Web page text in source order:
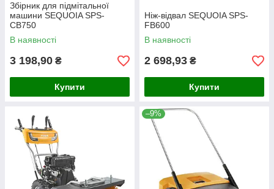
Збірник для підмітальної
машини SEQUOIA SPS-
CB750
В наявності
3 198,90 ₴
Купити
Ніж-відвал SEQUOIA SPS-
FB600
В наявності
2 698,93 ₴
Купити
–9%